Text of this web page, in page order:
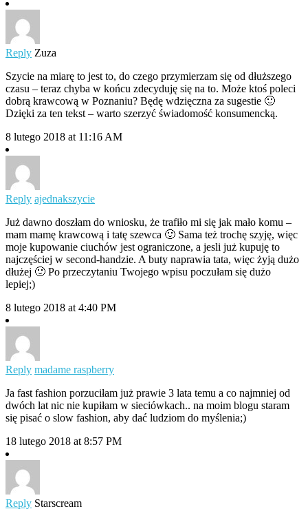
Reply Zuza
Szycie na miarę to jest to, do czego przymierzam się od dłuższego
czasu – teraz chyba w końcu zdecyduję się na to. Może ktoś poleci
dobrą krawcową w Poznaniu? Będę wdzięczna za sugestie 🙂
Dzięki za ten tekst – warto szerzyć świadomość konsumencką.
8 lutego 2018 at 11:16 AM
Reply ajednakszycie
Już dawno doszłam do wniosku, że trafiło mi się jak mało komu –
mam mamę krawcową i tatę szewca 🙂 Sama też trochę szyję, więc
moje kupowanie ciuchów jest ograniczone, a jesli już kupuję to
najczęściej w second-handzie. A buty naprawia tata, więc żyją dużo
dłużej 🙂 Po przeczytaniu Twojego wpisu poczułam się dużo
lepiej;)
8 lutego 2018 at 4:40 PM
Reply madame raspberry
Ja fast fashion porzuciłam już prawie 3 lata temu a co najmniej od
dwóch lat nic nie kupiłam w sieciówkach.. na moim blogu staram
się pisać o slow fashion, aby dać ludziom do myślenia;)
18 lutego 2018 at 8:57 PM
Reply Starscream